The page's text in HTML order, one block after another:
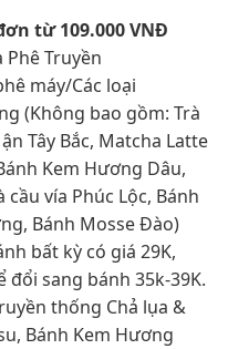
từ 109.000 VNĐ
Phê Truyền
máy/Các loại
(Không bao gồm: Trà
Tây Bắc, Matcha Latte
Kem Hương Dâu,
cầu vía Phúc Lộc, Bánh
Bánh Mosse Đào)
bất kỳ có giá 29K,
sang bánh 35k-39K.
thống Chả lụa &
Bánh Kem Hương